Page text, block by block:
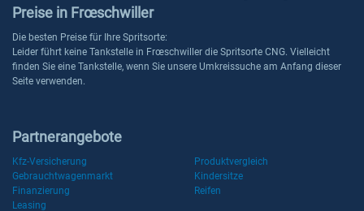
Preise in Frœschwiller
Die besten Preise für Ihre Spritsorte:
Leider führt keine Tankstelle in Frœschwiller die Spritsorte CNG. Vielleicht
finden Sie eine Tankstelle, wenn Sie unsere Umkreissuche am Anfang dieser
Seite verwenden.
Partnerangebote
Kfz-Versicherung
Produktvergleich
Gebrauchtwagenmarkt
Kindersitze
Finanzierung
Reifen
Leasing